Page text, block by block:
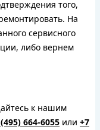
того,
На
сервисного
либо вернем
к нашим
664-6055 или +7